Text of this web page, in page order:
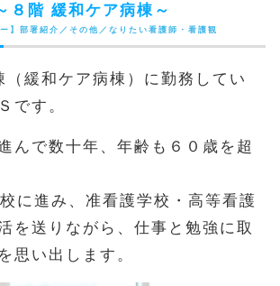
階 緩和ケア病棟～
部署紹介／その他／なりたい看護師・看護観
（緩和ケア病棟）に勤務してい
です。
んで数十年、年齢も６０歳を超
に進み、准看護学校・高等看護
を送りながら、仕事と勉強に取
思い出します。